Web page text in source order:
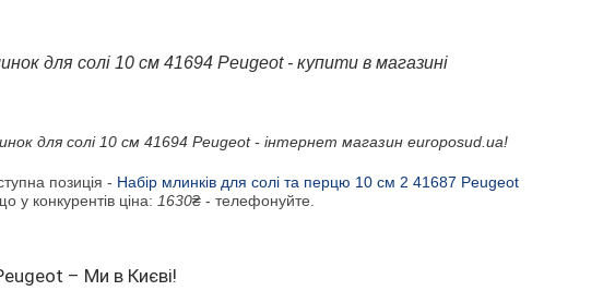
для солі 10 см 41694 Peugeot - купити в магазині
для солі 10 см 41694 Peugeot - інтернет магазин europosud.ua!
позиція - Набір млинкiв для солі та перцю 10 см 2 41687 Peugeot
у конкурентів ціна: 1630₴ - телефонуйте.
– Ми в Києві!